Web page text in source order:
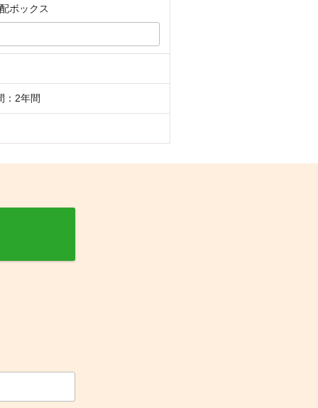
ボックス
：2年間